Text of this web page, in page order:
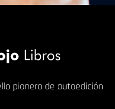
pionero de autoedición